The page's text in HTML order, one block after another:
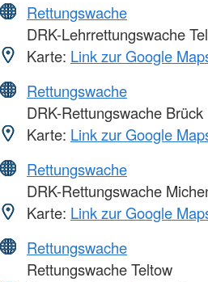
Rettungswache
DRK-Lehrrettungswache
Karte: Link zur Google
Rettungswache
DRK-Rettungswache Brück
Karte: Link zur Google
Rettungswache
DRK-Rettungswache
Karte: Link zur Google
Rettungswache
Rettungswache Teltow